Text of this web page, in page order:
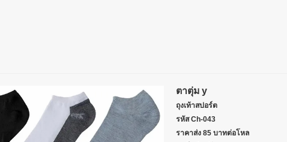
ตาตุ่ม y
ถุงเท้าสปอร์ต
รหัส Ch-043
ราคาส่ง 85 บาทต่อโหล